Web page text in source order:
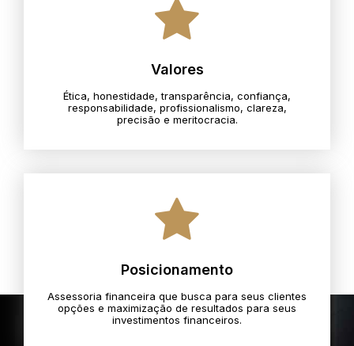
Valores
Ética, honestidade, transparência, confiança,
responsabilidade, profissionalismo, clareza,
precisão e meritocracia.​
Posicionamento
Assessoria financeira que busca para seus clientes
opções e maximização de resultados para seus
investimentos financeiros.